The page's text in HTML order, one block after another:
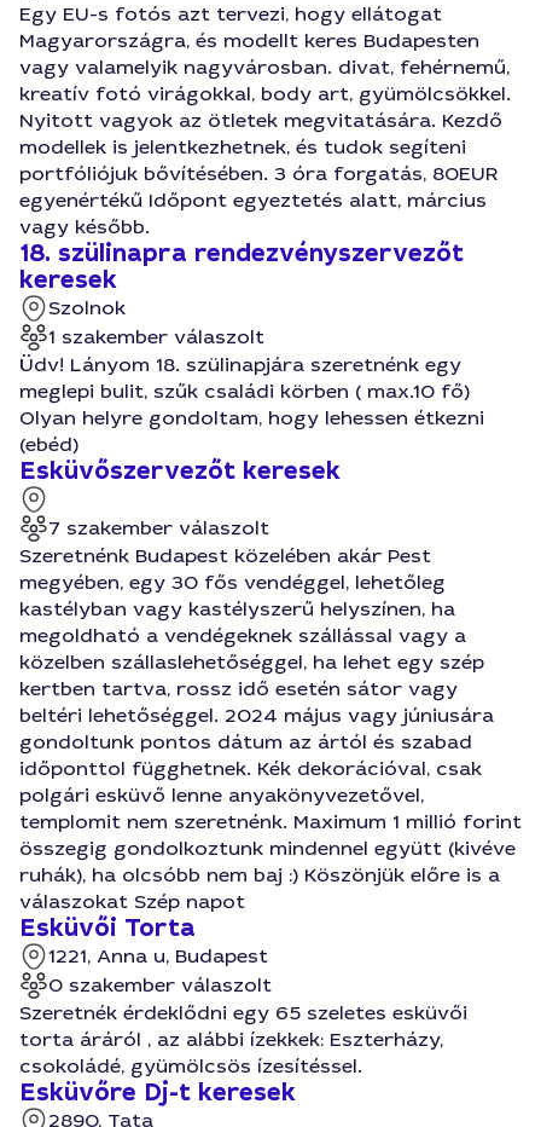
Egy EU-s fotós azt tervezi, hogy ellátogat
Magyarországra, és modellt keres Budapesten
vagy valamelyik nagyvárosban. divat, fehérnemű,
kreatív fotó virágokkal, body art, gyümölcsökkel.
Nyitott vagyok az ötletek megvitatására. Kezdő
modellek is jelentkezhetnek, és tudok segíteni
portfóliójuk bővítésében. 3 óra forgatás, 80EUR
egyenértékű Időpont egyeztetés alatt, március
vagy később.
18. szülinapra rendezvényszervezőt
keresek
Szolnok
1 szakember válaszolt
Üdv! Lányom 18. szülinapjára szeretnénk egy
meglepi bulit, szűk családi körben ( max.10 fő)
Olyan helyre gondoltam, hogy lehessen étkezni
(ebéd)
Esküvőszervezőt keresek
7 szakember válaszolt
Szeretnénk Budapest közelében akár Pest
megyében, egy 30 fős vendéggel, lehetőleg
kastélyban vagy kastélyszerű helyszínen, ha
megoldható a vendégeknek szállással vagy a
közelben szállaslehetőséggel, ha lehet egy szép
kertben tartva, rossz idő esetén sátor vagy
beltéri lehetőséggel. 2024 május vagy júniusára
gondoltunk pontos dátum az ártól és szabad
időponttol függhetnek. Kék dekorációval, csak
polgári esküvő lenne anyakönyvezetővel,
templomit nem szeretnénk. Maximum 1 millió forint
összegig gondolkoztunk mindennel együtt (kivéve
ruhák), ha olcsóbb nem baj :) Köszönjük előre is a
válaszokat Szép napot
Esküvői Torta
1221, Anna u, Budapest
0 szakember válaszolt
Szeretnék érdeklődni egy 65 szeletes esküvői
torta áráról , az alábbi ízekkek: Eszterházy,
csokoládé, gyümölcsös ízesítéssel.
Esküvőre Dj-t keresek
2890, Tata